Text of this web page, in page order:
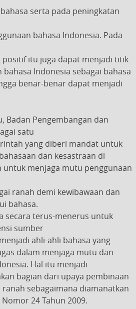
serta pada peningkatan
bahasa Indonesia. Pada
positif itu juga dapat menjadi titik
Indonesia sebagai bahasa
benar-benar dapat menjadi
Badan Pengembangan dan
satu
yang diberi mandat untuk
dan kesastraan di
untuk menjaga mutu penggunaan
ranah demi kewibawaan dan
bahasa.
secara terus-menerus untuk
sumber
ahli-ahli bahasa yang
dalam menjaga mutu dan
Hal itu menjadi
bagian dari upaya pembinaan
sebagaimana diamanatkan
24 Tahun 2009.